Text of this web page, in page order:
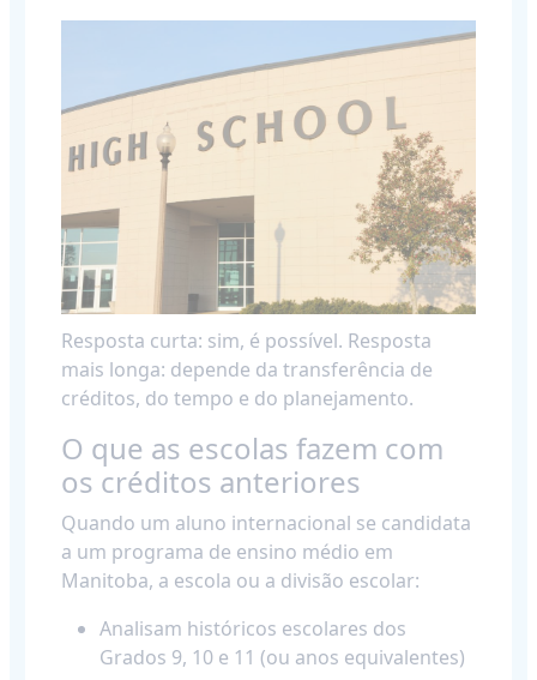
Resposta curta: sim, é possível. Resposta
mais longa: depende da transferência de
créditos, do tempo e do planejamento.
O que as escolas fazem com
os créditos anteriores
Quando um aluno internacional se candidata
a um programa de ensino médio em
Manitoba, a escola ou a divisão escolar:
Analisam históricos escolares dos
Grados 9, 10 e 11 (ou anos equivalentes)